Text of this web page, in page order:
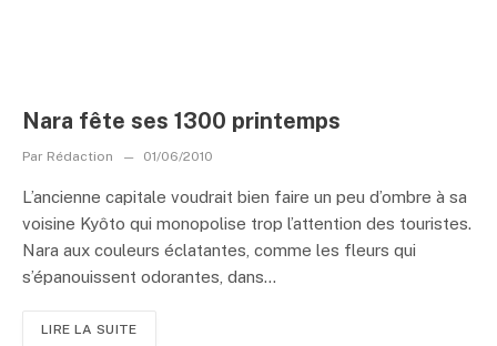
Nara fête ses 1300 printemps
Par Rédaction 01/06/2010
L’ancienne capitale voudrait bien faire un peu d’ombre à sa
voisine Kyôto qui monopolise trop l’attention des touristes.
Nara aux couleurs éclatantes, comme les fleurs qui
s’épanouissent odorantes, dans...
LIRE LA SUITE